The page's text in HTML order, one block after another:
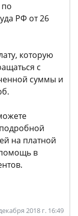
по
РФ от 26
которую
с
суммы и
на платной
в
2018 г. 16:49